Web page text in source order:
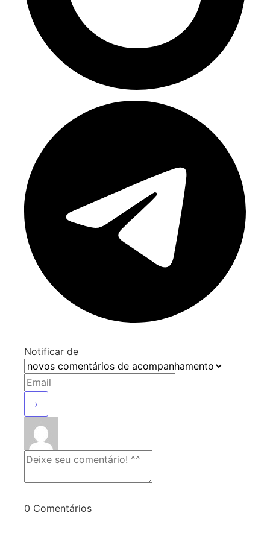
Notificar de
0 Comentários